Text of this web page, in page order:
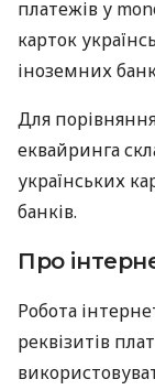
платежів у
карток
іноземних
Для
еквайринга
українських
банків.
Про
Робота
реквізитів